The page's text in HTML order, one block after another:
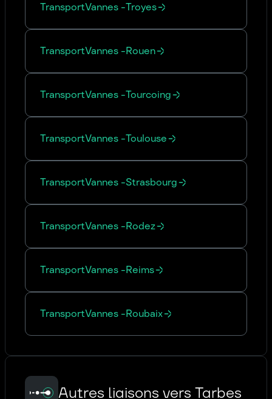
TransportVannes -Troyes
TransportVannes -Rouen
TransportVannes -Tourcoing
TransportVannes -Toulouse
TransportVannes -Strasbourg
TransportVannes -Rodez
TransportVannes -Reims
TransportVannes -Roubaix
Autres liaisons vers Tarbes